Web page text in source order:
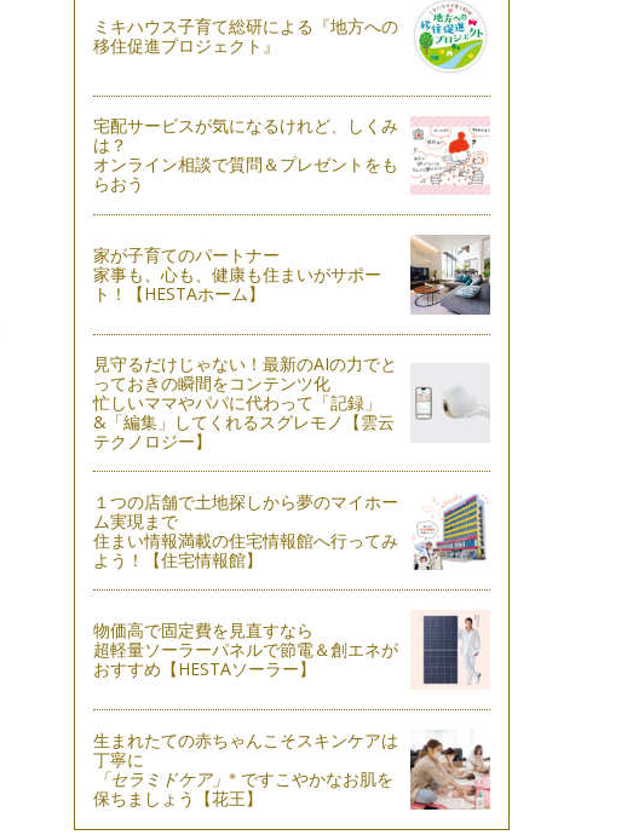
ミキハウス子育て総研による『地方への
移住促進プロジェクト』
宅配サービスが気になるけれど、しくみ
は？
オンライン相談で質問＆プレゼントをも
らおう
家が子育てのパートナー
家事も、心も、健康も住まいがサポー
ト！【HESTAホーム】
見守るだけじゃない！最新のAIの力でと
っておきの瞬間をコンテンツ化
忙しいママやパパに代わって「記録」
&「編集」してくれるスグレモノ【雲云
テクノロジー】
１つの店舗で土地探しから夢のマイホー
ム実現まで
住まい情報満載の住宅情報館へ行ってみ
よう！【住宅情報館】
物価高で固定費を見直すなら
超軽量ソーラーパネルで節電＆創エネが
おすすめ【HESTAソーラー】
生まれたての赤ちゃんこそスキンケアは
丁寧に
「セラミドケア」 ※ですこやかなお肌を
保ちましょう【花王】